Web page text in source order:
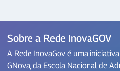
Sobre a Rede InovaGOV
A Rede InovaGov é uma
GNova, da Escola Nacional de